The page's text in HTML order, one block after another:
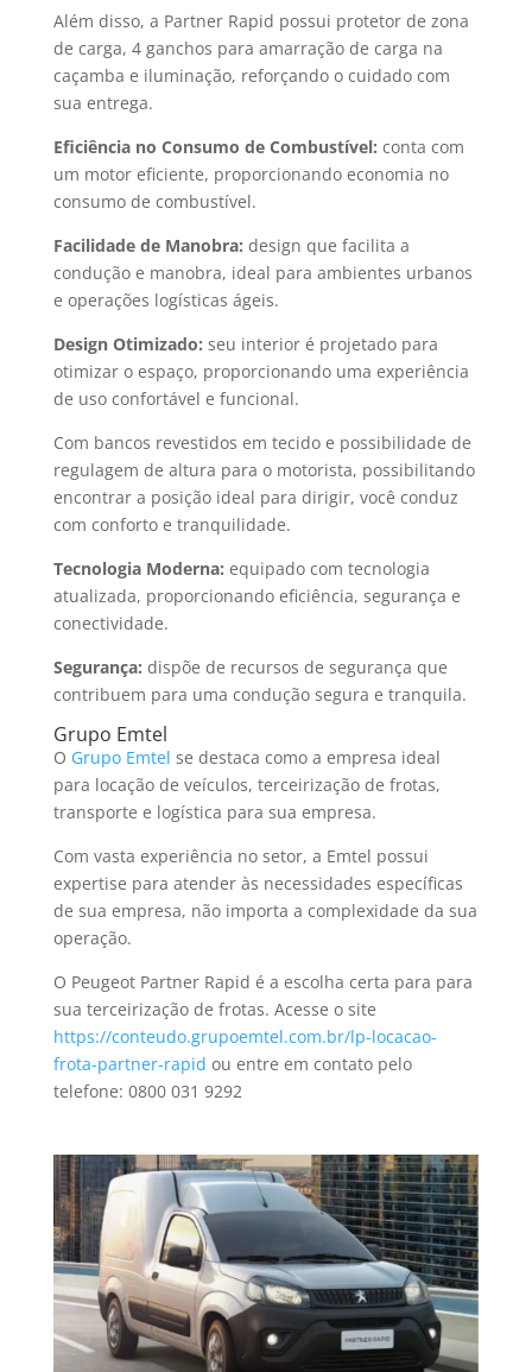
Além disso, a Partner Rapid possui protetor de zona
de carga, 4 ganchos para amarração de carga na
caçamba e iluminação, reforçando o cuidado com
sua entrega.
Eficiência no Consumo de Combustível: conta com
um motor eficiente, proporcionando economia no
consumo de combustível.
Facilidade de Manobra: design que facilita a
condução e manobra, ideal para ambientes urbanos
e operações logísticas ágeis.
Design Otimizado: seu interior é projetado para
otimizar o espaço, proporcionando uma experiência
de uso confortável e funcional.
Com bancos revestidos em tecido e possibilidade de
regulagem de altura para o motorista, possibilitando
encontrar a posição ideal para dirigir, você conduz
com conforto e tranquilidade.
Tecnologia Moderna: equipado com tecnologia
atualizada, proporcionando eficiência, segurança e
conectividade.
Segurança: dispõe de recursos de segurança que
contribuem para uma condução segura e tranquila.
Grupo Emtel
O Grupo Emtel se destaca como a empresa ideal
para locação de veículos, terceirização de frotas,
transporte e logística para sua empresa.
Com vasta experiência no setor, a Emtel possui
expertise para atender às necessidades específicas
de sua empresa, não importa a complexidade da sua
operação.
O Peugeot Partner Rapid é a escolha certa para para
sua terceirização de frotas. Acesse o site
https://conteudo.grupoemtel.com.br/lp-locacao-
frota-partner-rapid ou entre em contato pelo
telefone: 0800 031 9292